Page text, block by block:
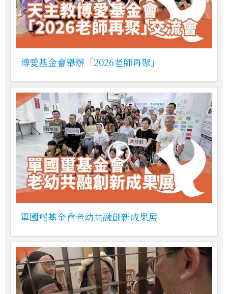
博愛基金會舉辦「2026老師再聚」
單國璽基金會老幼共融創新成果展